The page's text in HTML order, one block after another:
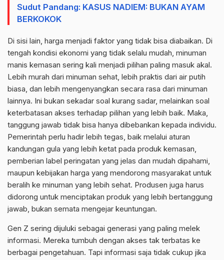
Sudut Pandang: KASUS NADIEM: BUKAN AYAM
BERKOKOK
Di sisi lain, harga menjadi faktor yang tidak bisa diabaikan. Di
tengah kondisi ekonomi yang tidak selalu mudah, minuman
manis kemasan sering kali menjadi pilihan paling masuk akal.
Lebih murah dari minuman sehat, lebih praktis dari air putih
biasa, dan lebih mengenyangkan secara rasa dari minuman
lainnya. Ini bukan sekadar soal kurang sadar, melainkan soal
keterbatasan akses terhadap pilihan yang lebih baik. Maka,
tanggung jawab tidak bisa hanya dibebankan kepada individu.
Pemerintah perlu hadir lebih tegas, baik melalui aturan
kandungan gula yang lebih ketat pada produk kemasan,
pemberian label peringatan yang jelas dan mudah dipahami,
maupun kebijakan harga yang mendorong masyarakat untuk
beralih ke minuman yang lebih sehat. Produsen juga harus
didorong untuk menciptakan produk yang lebih bertanggung
jawab, bukan semata mengejar keuntungan.
Gen Z sering dijuluki sebagai generasi yang paling melek
informasi. Mereka tumbuh dengan akses tak terbatas ke
berbagai pengetahuan. Tapi informasi saja tidak cukup jika